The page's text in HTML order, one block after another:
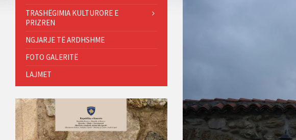
TRASHËGIMIA KULTURORE E
PRIZREN
NGJARJE TË ARDHSHME
FOTO GALERITË
LAJMET